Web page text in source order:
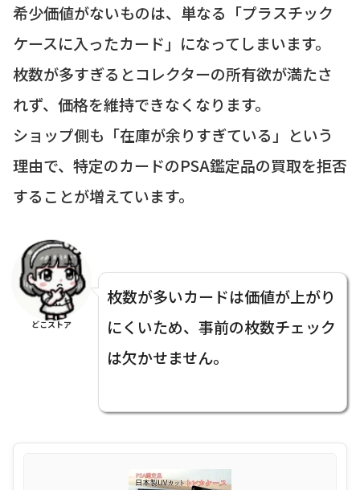
希少価値がないものは、単なる「プラスチック
ケースに入ったカード」になってしまいます。
枚数が多すぎるとコレクターの所有欲が満たさ
れず、価格を維持できなくなります。
ショップ側も「在庫が余りすぎている」という
理由で、特定のカードのPSA鑑定品の買取を拒否
することが増えています。
どこストア
枚数が多いカードは価値が上がり
にくいため、事前の枚数チェック
は欠かせません。